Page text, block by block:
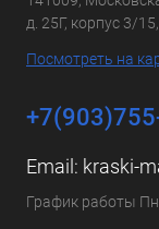
д. 25Г, корпус 3/
Посмотреть на
Email: kraski-
График работы